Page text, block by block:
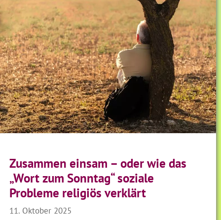
Zusammen einsam – oder wie das
„Wort zum Sonntag“ soziale
Probleme religiös verklärt
11. Oktober 2025